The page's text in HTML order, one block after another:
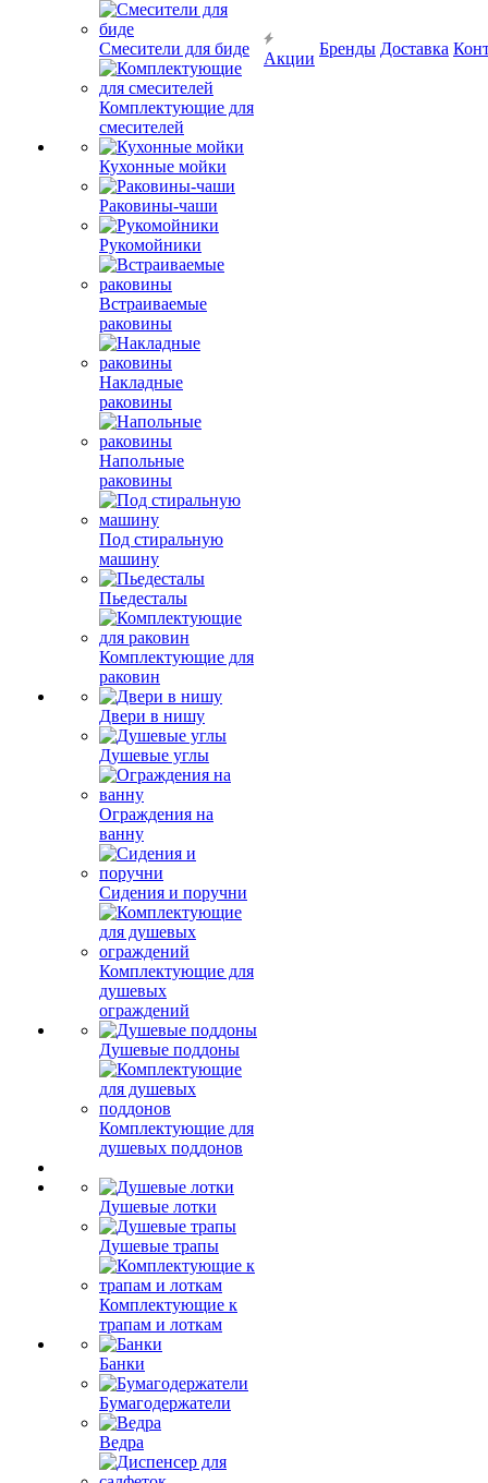
Смесители для биде
Комплектующие для
смесителей
Кухонные мойки
Раковины-чаши
Рукомойники
Встраиваемые
раковины
Накладные
раковины
Напольные
раковины
Под стиральную
машину
Пьедесталы
Комплектующие для
раковин
Двери в нишу
Душевые углы
Ограждения на
ванну
Сидения и поручни
Комплектующие для
душевых
ограждений
Душевые поддоны
Комплектующие для
душевых поддонов
Душевые лотки
Душевые трапы
Комплектующие к
трапам и лоткам
Банки
Бумагодержатели
Ведра
Акции
Бренды Доставка